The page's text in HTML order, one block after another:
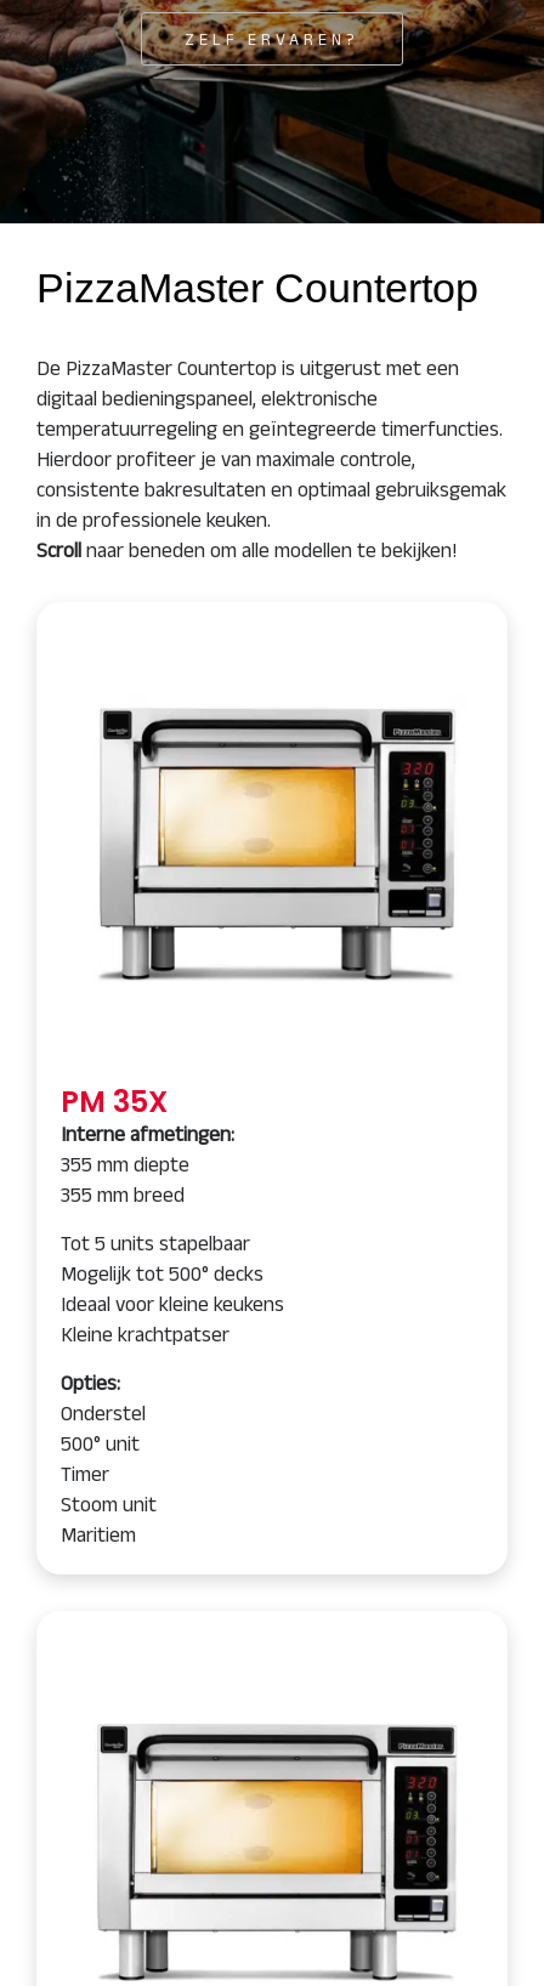
ZELF ERVAREN?
PizzaMaster Countertop
De PizzaMaster Countertop is uitgerust met een
digitaal bedieningspaneel, elektronische
temperatuurregeling en geïntegreerde timerfuncties.
Hierdoor profiteer je van maximale controle,
consistente bakresultaten en optimaal gebruiksgemak
in de professionele keuken.
Scroll naar beneden om alle modellen te bekijken!
PM 35X
Interne afmetingen:
355 mm diepte
355 mm breed
Tot 5 units stapelbaar
Mogelijk tot 500° decks
Ideaal voor kleine keukens
Kleine krachtpatser
Opties:
Onderstel
500° unit
Timer
Stoom unit
Maritiem